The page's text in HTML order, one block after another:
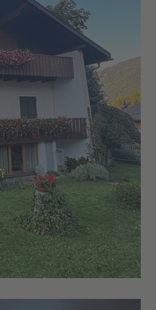
mit Kochfeld,
Besteck, Töpfen
– mit Blick
die
Fußbodenheizung
(ohne Aufpreis)